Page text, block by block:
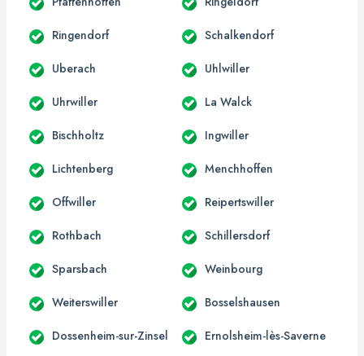
Ringendorf Schalkendorf
Uberach Uhlwiller
Uhrwiller La Walck
Bischholtz Ingwiller
Lichtenberg Menchhoffen
Offwiller Reipertswiller
Rothbach Schillersdorf
Sparsbach Weinbourg
Weiterswiller Bosselshausen
Dossenheim-sur-Zinsel Ernolsheim-lès-Saverne